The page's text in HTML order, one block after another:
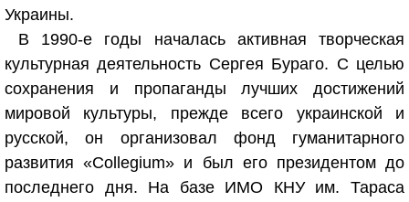
Украины.
В 1990-е годы началась активная творческая
культурная деятельность Сергея Бураго. С целью
сохранения и пропаганды лучших достижений
мировой культуры, прежде всего украинской и
русской, он организовал фонд гуманитарного
развития «Collegium» и был его президентом до
последнего дня. На базе ИМО КНУ им. Тараса